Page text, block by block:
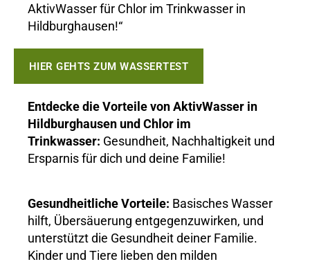
AktivWasser für Chlor im Trinkwasser in
Hildburghausen!“
HIER GEHTS ZUM WASSERTEST
Entdecke die Vorteile von AktivWasser in
Hildburghausen und Chlor im
Trinkwasser: Gesundheit, Nachhaltigkeit und
Ersparnis für dich und deine Familie!
Gesundheitliche Vorteile: Basisches Wasser
hilft, Übersäuerung entgegenzuwirken, und
unterstützt die Gesundheit deiner Familie.
Kinder und Tiere lieben den milden